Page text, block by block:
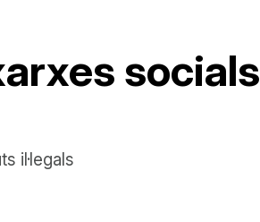
socials
il·legals